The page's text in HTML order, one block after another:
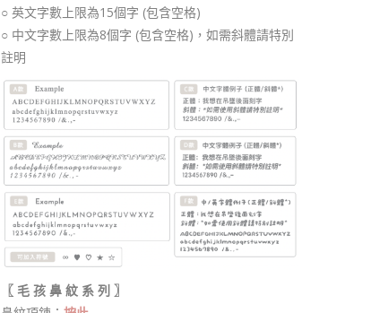
○ 英文字數上限為15個字 (包含空格)
○ 中文字數上限為8個字 (包含空格)，如需斜體請特別
註明
〖 毛 孩 鼻 紋 系 列 〗